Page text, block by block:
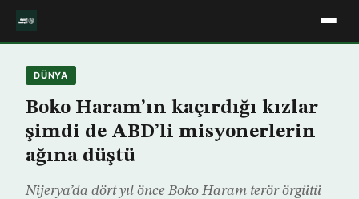
DÜNYA
Boko Haram’ın kaçırdığı kızlar
şimdi de ABD’li misyonerlerin
ağına düştü
Nijerya’da dört yıl önce Boko Haram terör örgütü